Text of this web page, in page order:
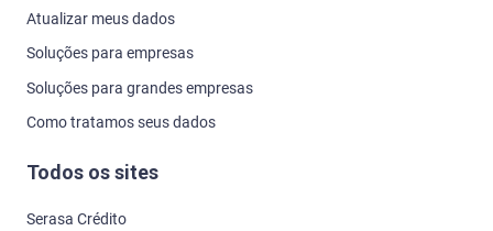
Atualizar meus dados
Soluções para empresas
Soluções para grandes empresas
Como tratamos seus dados
Todos os sites
Serasa Crédito